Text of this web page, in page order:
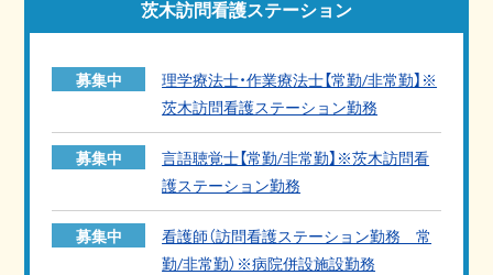
茨木訪問看護ステーション
募集中
理学療法士・作業療法士【常勤/非常勤】※
茨木訪問看護ステーション勤務
募集中
言語聴覚士【常勤/非常勤】※茨木訪問看
護ステーション勤務
募集中
看護師（訪問看護ステーション勤務 常
勤/非常勤）※病院併設施設勤務